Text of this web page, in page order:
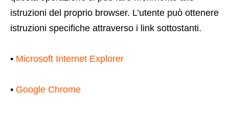
istruzioni del proprio browser. L’utente può ottenere
istruzioni specifiche attraverso i link sottostanti.
• Microsoft Internet Explorer
• Google Chrome